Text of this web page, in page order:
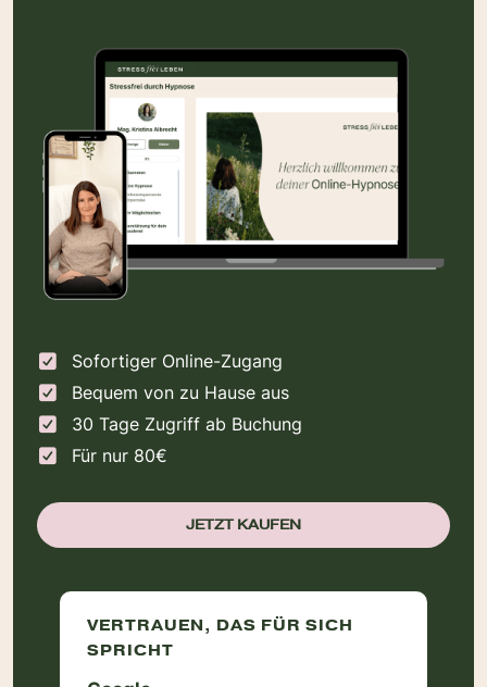
Sofortiger Online-Zugang
Bequem von zu Hause aus
30 Tage Zugriff ab Buchung
Für nur 80€
JETZT KAUFEN
VERTRAUEN, DAS FÜR SICH
SPRICHT